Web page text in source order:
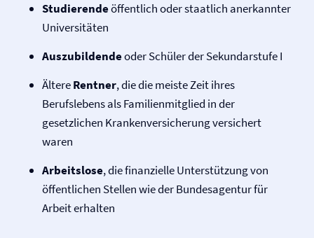
Studierendeöffentlich oder staatlich anerkannter
Universitäten
Auszubildendeoder Schüler der Sekundarstufe I
ÄltereRentner, die die meiste Zeit ihres
Berufslebens als Familienmitglied in der
gesetzlichen Kranken­versicherung versichert
waren
Arbeitslose, die finanzielle Unterstützung von
öffentlichen Stellen wie der Bundesagentur für
Arbeit erhalten